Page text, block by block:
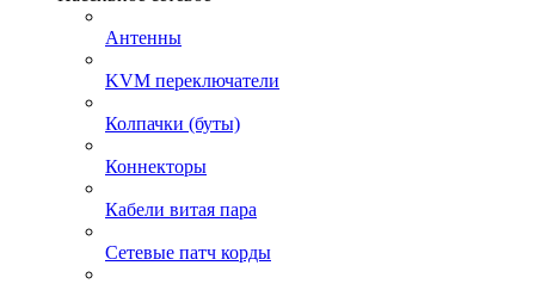
Антенны
KVM переключатели
Колпачки (буты)
Коннекторы
Кабели витая пара
Сетевые патч корды